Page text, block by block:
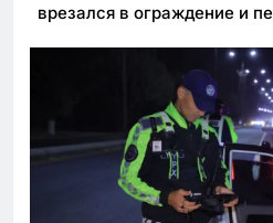
врезался в ограждение и